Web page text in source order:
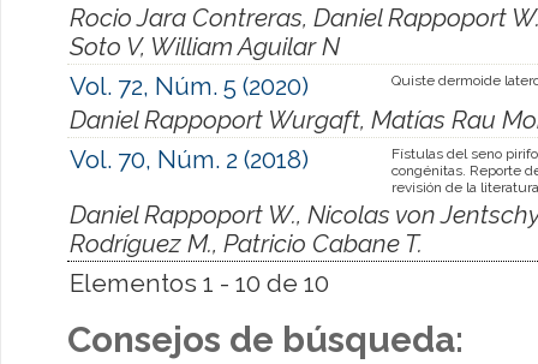
Rocio Jara Contreras, Daniel Rappoport
Soto V, William Aguilar N
Vol. 72, Núm. 5 (2020)
Quiste dermoide
Daniel Rappoport Wurgaft, Matías Rau
Vol. 70, Núm. 2 (2018)
Fístulas del seno
congénitas. Reporte
revisión de la literatura
Daniel Rappoport W., Nicolas von
Rodríguez M., Patricio Cabane T.
Elementos 1 - 10 de 10
Consejos de búsqueda: